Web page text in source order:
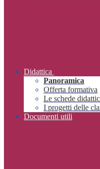
Didattica
Panoramica
Offerta formativa
Le schede
I progetti delle
Documenti utili